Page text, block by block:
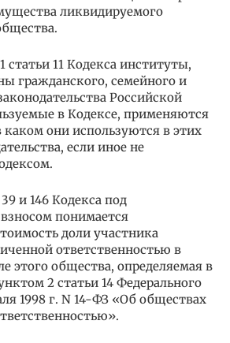
ликвидируемого
статьи 11 Кодекса институты,
гражданского, семейного и
Российской
в Кодексе, применяются
каком они используются в этих
если иное не
и 146 Кодекса под
понимается
доли участника
ответственностью в
этого общества, определяемая в
2 статьи 14 Федерального
1998 г. N 14-ФЗ «Об обществах